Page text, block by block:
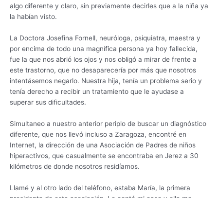
algo diferente y claro, sin previamente decirles que a la niña ya
la habían visto.
La Doctora Josefina Fornell, neuróloga, psiquiatra, maestra y
por encima de todo una magnífica persona ya hoy fallecida,
fue la que nos abrió los ojos y nos obligó a mirar de frente a
este trastorno, que no desaparecería por más que nosotros
intentásemos negarlo. Nuestra hija, tenía un problema serio y
tenía derecho a recibir un tratamiento que le ayudase a
superar sus dificultades.
Simultaneo a nuestro anterior periplo de buscar un diagnóstico
diferente, que nos llevó incluso a Zaragoza, encontré en
Internet, la dirección de una Asociación de Padres de niños
hiperactivos, que casualmente se encontraba en Jerez a 30
kilómetros de donde nosotros residíamos.
Llamé y al otro lado del teléfono, estaba María, la primera